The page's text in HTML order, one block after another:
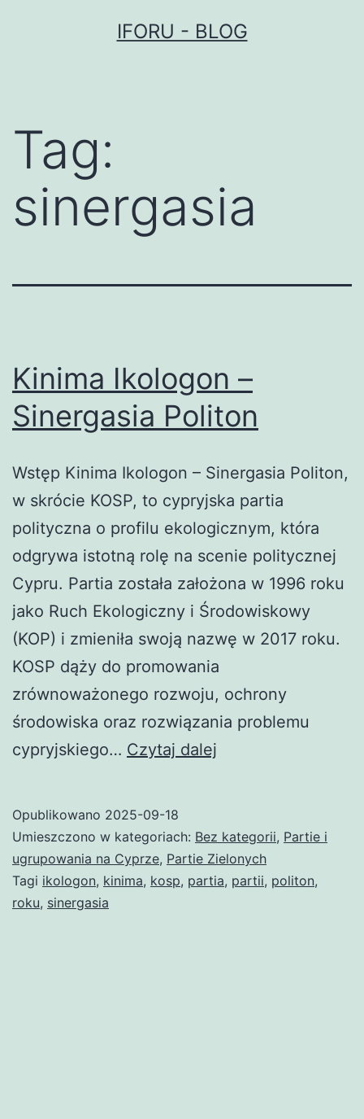
IFORU - BLOG
Tag:
sinergasia
Kinima Ikologon –
Sinergasia Politon
Wstęp Kinima Ikologon – Sinergasia Politon,
w skrócie KOSP, to cypryjska partia
polityczna o profilu ekologicznym, która
odgrywa istotną rolę na scenie politycznej
Cypru. Partia została założona w 1996 roku
jako Ruch Ekologiczny i Środowiskowy
(KOP) i zmieniła swoją nazwę w 2017 roku.
KOSP dąży do promowania
zrównoważonego rozwoju, ochrony
środowiska oraz rozwiązania problemu
cypryjskiego… Czytaj dalej
Sinergasia
Politon
Opublikowano 2025-09-18
Umieszczono w kategoriach: Bez kategorii, Partie i
ugrupowania na Cyprze, Partie Zielonych
Tagi ikologon, kinima, kosp, partia, partii, politon,
roku, sinergasia